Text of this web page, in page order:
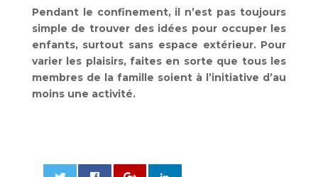
Pendant le confinement, il n’est pas toujours
simple de trouver des idées pour occuper les
enfants, surtout sans espace extérieur. Pour
varier les plaisirs, faites en sorte que tous les
membres de la famille soient à l’initiative d’au
moins une activité.